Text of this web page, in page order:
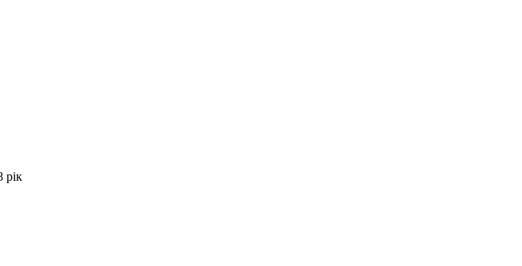
рік